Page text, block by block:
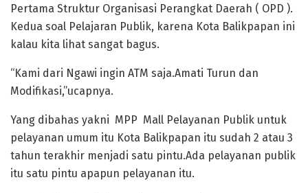
Pertama Struktur Organisasi Perangkat Daerah ( OPD ).
Kedua soal Pelajaran Publik, karena Kota Balikpapan ini
kalau kita lihat sangat bagus.
“Kami dari Ngawi ingin ATM saja.Amati Turun dan
Modifikasi,”ucapnya.
Yang dibahas yakni MPP Mall Pelayanan Publik untuk
pelayanan umum itu Kota Balikpapan itu sudah 2 atau 3
tahun terakhir menjadi satu pintu.Ada pelayanan publik
itu satu pintu apapun pelayanan itu.